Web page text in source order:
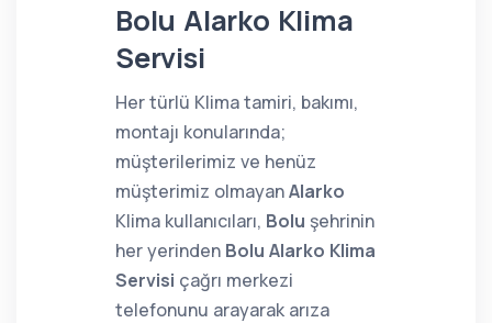
Bolu Alarko Klima
Servisi
Her türlü Klima tamiri, bakımı,
montajı konularında;
müşterilerimiz ve henüz
müşterimiz olmayanAlarko
Klima kullanıcıları, Bolu şehrinin
her yerinden Bolu Alarko Klima
Servisi çağrı merkezi
telefonunu arayarak arıza